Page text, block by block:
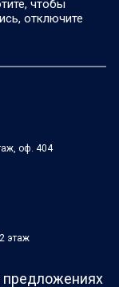
чтобы
отключите
оф. 404
этаж
предложениях